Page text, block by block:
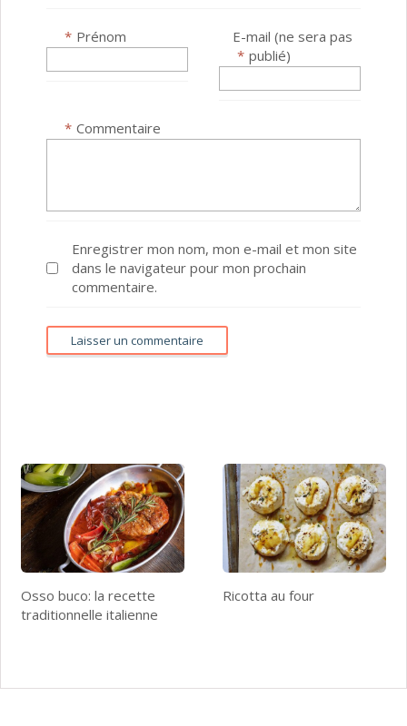
Commentaire
*
Prénom
*
E-mail (ne sera pas
publié)
*
Enregistrer mon nom, mon e-mail et mon site
dans le navigateur pour mon prochain
commentaire.
Osso buco: la recette
traditionnelle italienne
Ricotta au four